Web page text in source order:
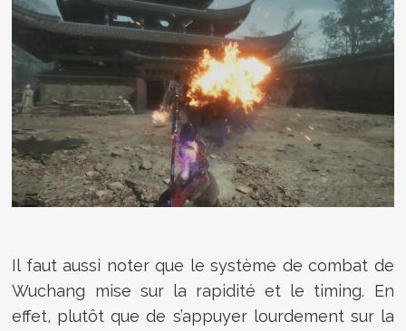
Il faut aussi noter que le système de combat de
Wuchang mise sur la rapidité et le timing. En
effet, plutôt que de s’appuyer lourdement sur la